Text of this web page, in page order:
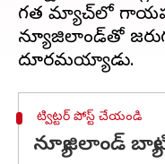
గత మ్యాచ్‌లో
న్యూజిలాండ్‌తో
ట్విట్టర్ పోస్ట్ చేయండి
న్యూజిలాండ్